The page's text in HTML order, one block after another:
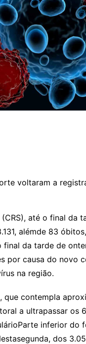
voltaram a
até o final da
alémde 83
da tarde de
por causa do novo
na região.
que contempla
a ultrapassar os
inferior do
dos